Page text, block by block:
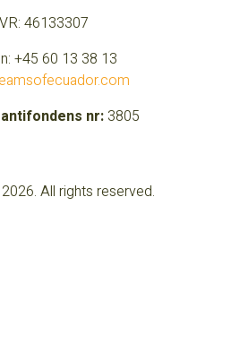
46133307
+45 60 13 38 13
nr: 3805
All rights reserved.